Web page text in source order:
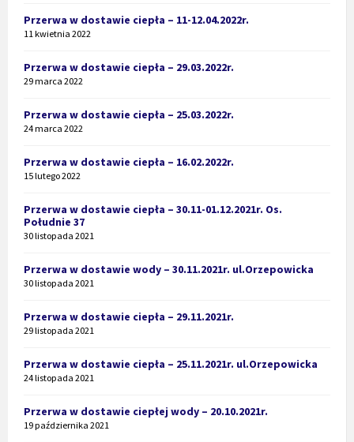
Przerwa w dostawie ciepła – 11-12.04.2022r.
11 kwietnia 2022
Przerwa w dostawie ciepła – 29.03.2022r.
29 marca 2022
Przerwa w dostawie ciepła – 25.03.2022r.
24 marca 2022
Przerwa w dostawie ciepła – 16.02.2022r.
15 lutego 2022
Przerwa w dostawie ciepła – 30.11-01.12.2021r. Os.
Południe 37
30 listopada 2021
Przerwa w dostawie wody – 30.11.2021r. ul.Orzepowicka
30 listopada 2021
Przerwa w dostawie ciepła – 29.11.2021r.
29 listopada 2021
Przerwa w dostawie ciepła – 25.11.2021r. ul.Orzepowicka
24 listopada 2021
Przerwa w dostawie ciepłej wody – 20.10.2021r.
19 października 2021